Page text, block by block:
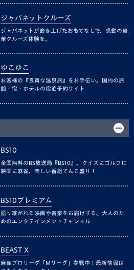
ジャパネットクルーズ
ジャパネットが磨き上げたおもてなしで、感動の豪
華クルーズ体験を。
ゆこゆこ
お客様の『良質な温泉旅』をお手伝い。国内の旅
館・宿・ホテルの宿泊予約サイト
BS10
全国無料のBS放送局『BS10』。クイズにゴルフに
映画に麻雀、楽しい番組てんこ盛り！
BS10プレミアム
語り継がれる映画や音楽をお届けする、大人のた
めのエンタテインメントチャンネル
BEAST X
麻雀プロリーグ「Mリーグ」参戦中！最新情報は